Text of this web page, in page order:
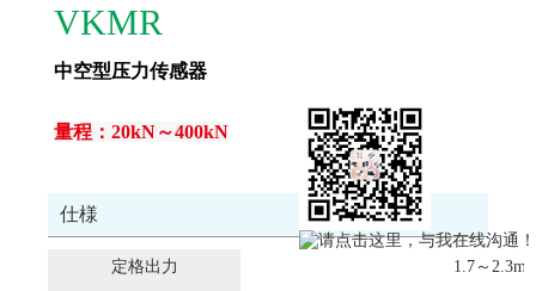
VKMR
中空型压力传感器
量程：20kN～400kN
仕様
定格出力
1.7～